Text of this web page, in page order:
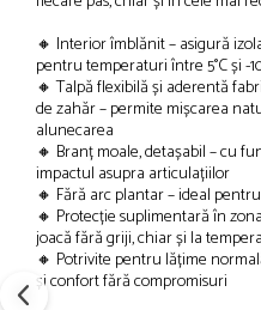
🔸 Interior îmblănit – asigură
pentru temperaturi între 5°C și -
🔸 Talpă flexibilă și aderentă
de zahăr – permite mișcarea
alunecarea
🔸 Branț moale, detașabil – cu
impactul asupra articulațiilor
🔸 Fără arc plantar – ideal
🔸 Protecție suplimentară în
joacă fără griji, chiar și la
🔸 Potrivite pentru lățime
și confort fără compromisuri